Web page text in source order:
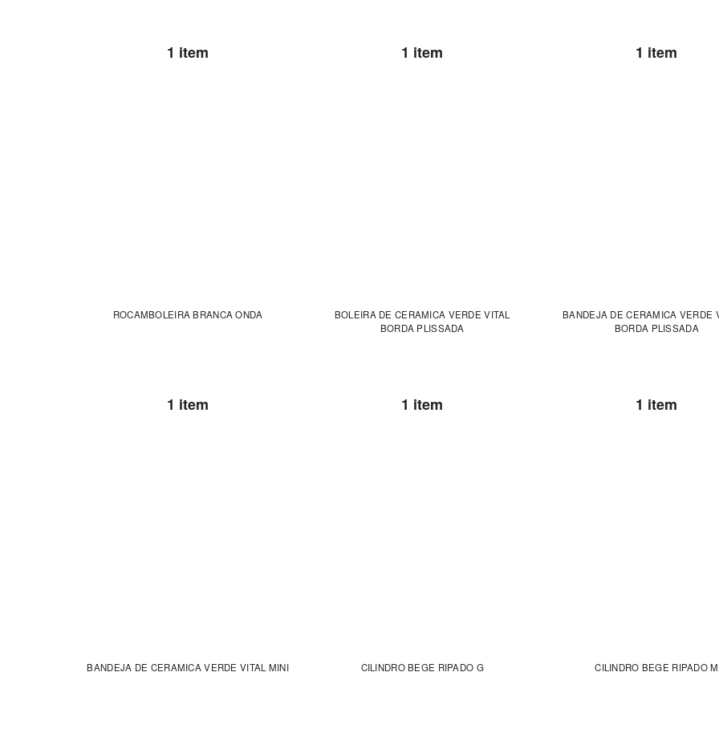
1 item 1 item 1 item
ROCAMBOLEIRA BRANCA ONDA
1 item
BOLEIRA DE CERAMICA VERDE VITAL
BORDA PLISSADA
1 item
BANDEJA DE CERAMICA VERDE
BORDA PLISSADA
1 item
BANDEJA DE CERAMICA VERDE VITAL MINI CILINDRO BEGE RIPADO G CILINDRO BEGE RIPADO M